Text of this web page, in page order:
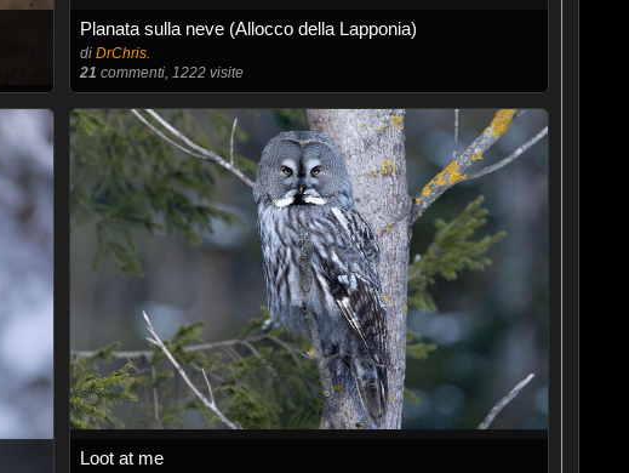
Planata sulla neve (Allocco della Lapponia)
diDrChris.
21 commenti, 1222 visite
Loot at me